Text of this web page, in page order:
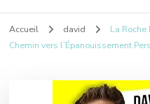
Accueil david
La
Chemin vers l’Épanouissement